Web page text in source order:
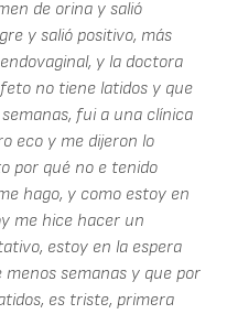
de orina y salió
y salió positivo, más
y la doctora
no tiene latidos y que
fui a una clínica
eco y me dijeron lo
por qué no e tenido
hago, y como estoy en
me hice hacer un
estoy en la espera
semanas y que por
es triste, primera